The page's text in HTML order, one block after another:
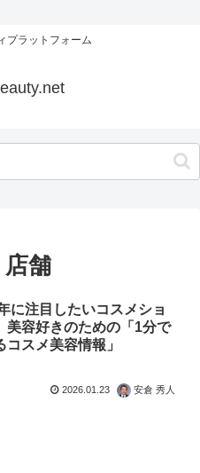
プラットフォーム
舗
に注目したいコスメショ
容好きのための「1分で
コスメ美容情報」
2026.01.23 安倉 秀人